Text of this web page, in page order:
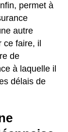
permet à
autre
faire, il
de
à laquelle il
délais de